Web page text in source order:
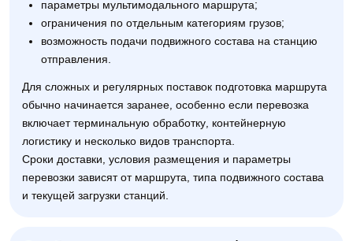
параметры мультимодального маршрута;
ограничения по отдельным категориям грузов;
возможность подачи подвижного состава на станцию
отправления.
Для сложных и регулярных поставок подготовка маршрута
обычно начинается заранее, особенно если перевозка
включает терминальную обработку, контейнерную
логистику и несколько видов транспорта.
Сроки доставки, условия размещения и параметры
перевозки зависят от маршрута, типа подвижного состава
и текущей загрузки станций.